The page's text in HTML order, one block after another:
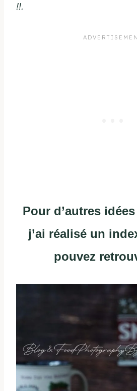
!!.
Pour d’autres
j’ai réalisé un
pouvez